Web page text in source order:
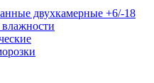
двухкамерные +6/-18